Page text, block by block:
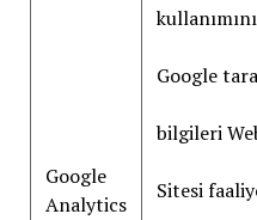
Google
Analytics
Google
bilgileri
Sitesi